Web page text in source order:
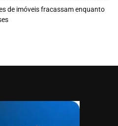
de imóveis fracassam enquanto